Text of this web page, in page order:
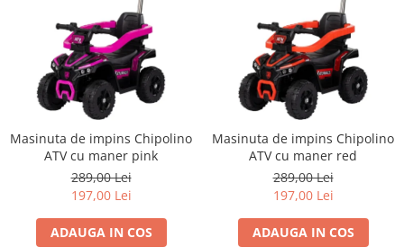
BUCĂTĂRII ȘI ACCESORII
JUCĂRII MUZICALE
PĂPUȘI ȘI ACCESORII
DIVERSE
JOCURI DE SOCIETATE
Hubner
IQ Booster
JaBaDaBaDo
Jada Toys
Lego Duplo
Ludicus Games
Masinuta de impins Chipolino
ATV cu maner pink
289,00 Lei
197,00 Lei
ADAUGA IN COS
Masinuta de impins Chipolino
ATV cu maner red
289,00 Lei
197,00 Lei
ADAUGA IN COS